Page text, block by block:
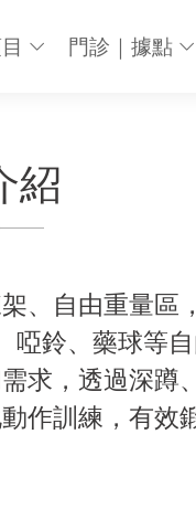
門診｜據點
紹
、自由重量區，
啞鈴、藥球等
求，透過深蹲、
作訓練，有效